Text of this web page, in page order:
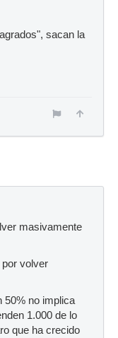
sacan la
masivamente
volver
50% no implica
1.000 de lo
que ha crecido